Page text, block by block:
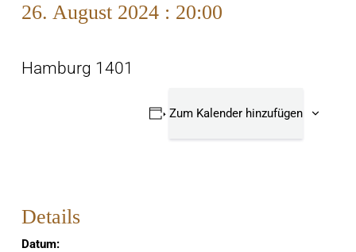
26. August 2024 : 20:00
Hamburg 1401
Zum Kalender hinzufügen
Details
Datum: